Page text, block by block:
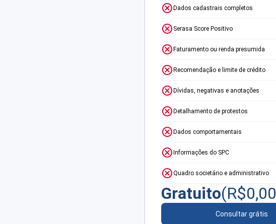
Dados cadastrais completos
Serasa Score Positivo
Faturamento ou renda presumida
Recomendação e limite de crédito
Dívidas, negativas e anotações
Detalhamento de protestos
Dados comportamentais
Informações do SPC
Quadro societário e administrativo
Gratuito(R$0,00
Consultar grátis